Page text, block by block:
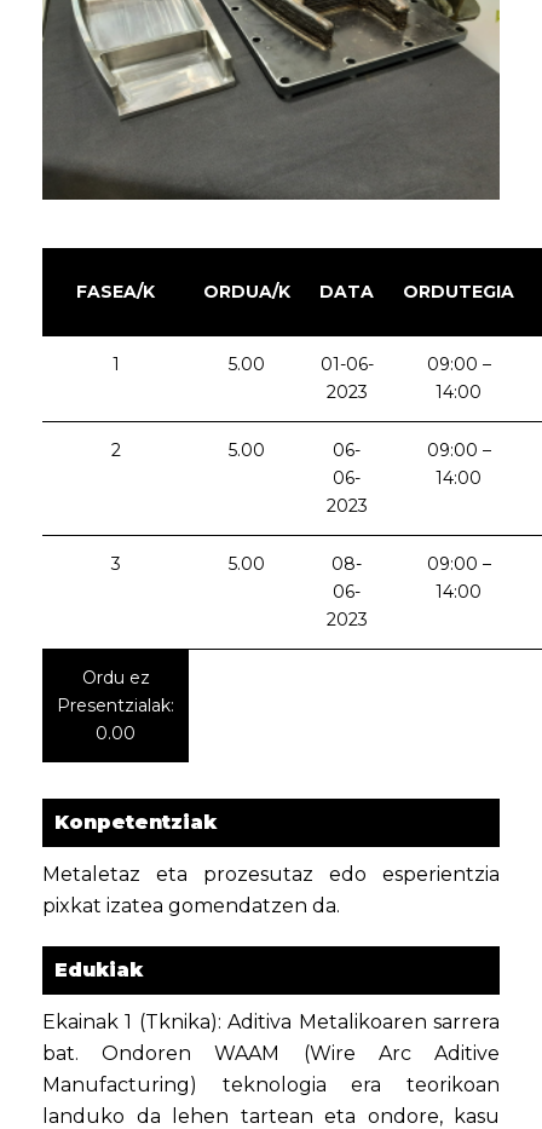
FASEA/K ORDUA/K DATA ORDUTEGIA
1 5.00
01-06-
2023
09:00 –
14:00
2 5.00
06-
06-
2023
09:00 –
14:00
3 5.00
08-
06-
2023
09:00 –
14:00
Ordu ez
Presentzialak:
0.00
Konpetentziak
Metaletaz eta prozesutaz edo esperientzia
pixkat izatea gomendatzen da.
Edukiak
Ekainak 1 (Tknika): Aditiva Metalikoaren sarrera
bat. Ondoren WAAM (Wire Arc Aditive
Manufacturing) teknologia era teorikoan
landuko da lehen tartean eta ondore, kasu